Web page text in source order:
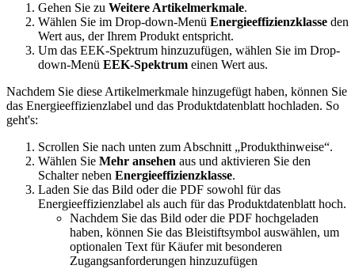
Gehen Sie zu Weitere Artikelmerkmale.
Wählen Sie im Drop-down-Menü Energieeffizienzklasse den
Wert aus, der Ihrem Produkt entspricht.
Um das EEK-Spektrum hinzuzufügen, wählen Sie im Drop-
down-Menü EEK-Spektrum einen Wert aus.
Nachdem Sie diese Artikelmerkmale hinzugefügt haben, können Sie
das Energieeffizienzlabel und das Produktdatenblatt hochladen. So
geht's:
Scrollen Sie nach unten zum Abschnitt „Produkthinweise“.
Wählen Sie Mehr ansehen aus und aktivieren Sie den
Schalter neben Energieeffizienzklasse.
Laden Sie das Bild oder die PDF sowohl für das
Energieeffizienzlabel als auch für das Produktdatenblatt hoch.
Nachdem Sie das Bild oder die PDF hochgeladen
haben, können Sie das Bleistiftsymbol auswählen, um
optionalen Text für Käufer mit besonderen
Zugangsanforderungen hinzuzufügen